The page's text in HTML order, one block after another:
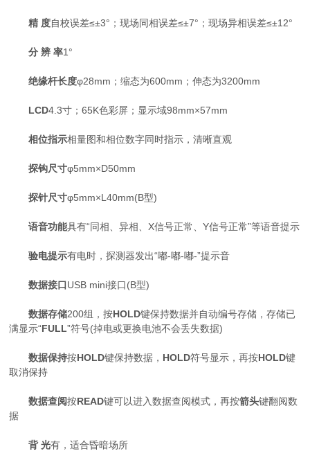
精 度自校误差≤±3°；现场同相误差≤±7°；现场异相误差≤±12°
分 辨 率1°
绝缘杆长度φ28mm；缩态为600mm；伸态为3200mm
LCD4.3寸；65K色彩屏；显示域98mm×57mm
相位指示相量图和相位数字同时指示，清晰直观
探钩尺寸φ5mm×D50mm
探针尺寸φ5mm×L40mm(B型)
语音功能具有“同相、异相、X信号正常、Y信号正常”等语音提示
验电提示有电时，探测器发出“嘟-嘟-嘟-”提示音
数据接口USB mini接口(B型)
数据存储200组，按HOLD键保持数据并自动编号存储，存储已
满显示“FULL”符号(掉电或更换电池不会丢失数据)
数据保持按HOLD键保持数据， HOLD符号显示，再按HOLD键
取消保持
数据查阅按READ键可以进入数据查阅模式，再按箭头键翻阅数
据
背 光有，适合昏暗场所